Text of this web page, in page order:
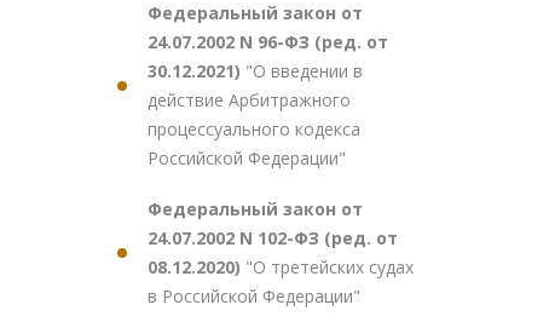
Федеральный закон от
24.07.2002 N 96-ФЗ (ред. от
30.12.2021) "О введении в
действие Арбитражного
процессуального кодекса
Российской Федерации"
Федеральный закон от
24.07.2002 N 102-ФЗ (ред. от
08.12.2020) "О третейских судах
в Российской Федерации"